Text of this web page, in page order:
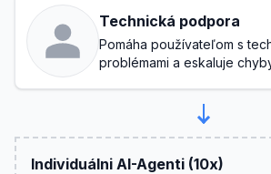
Technická podpora
Pomáha používateľom s
problémami a eskaluje
Individuálni AI-Agenti (10x)